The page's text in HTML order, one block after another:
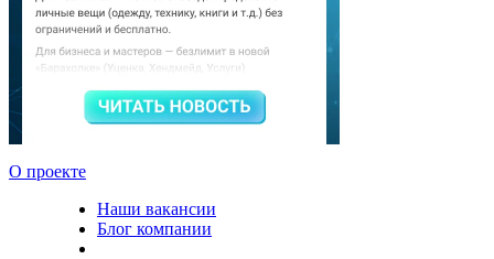
О проекте
Наши вакансии
Блог компании